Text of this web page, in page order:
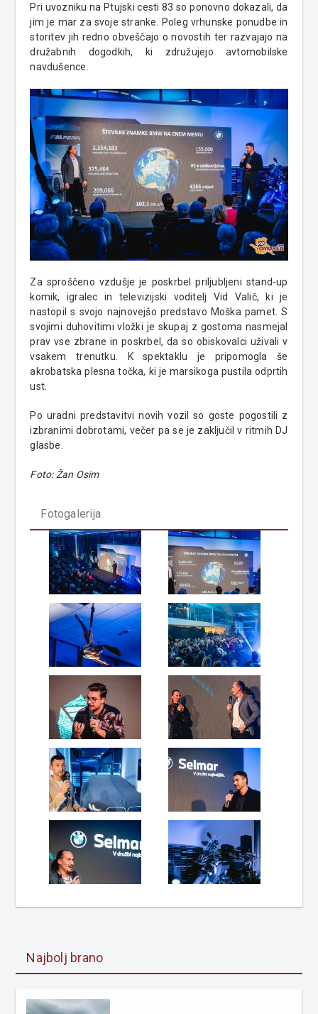
Pri uvozniku na Ptujski cesti 83 so ponovno dokazali, da
jim je mar za svoje stranke. Poleg vrhunske ponudbe in
storitev jih redno obveščajo o novostih ter razvajajo na
družabnih dogodkih, ki združujejo avtomobilske
navdušence.
Za sproščeno vzdušje je poskrbel priljubljeni stand-up
komik, igralec in televizijski voditelj Vid Valič, ki je
nastopil s svojo najnovejšo predstavo Moška pamet. S
svojimi duhovitimi vložki je skupaj z gostoma nasmejal
prav vse zbrane in poskrbel, da so obiskovalci uživali v
vsakem trenutku. K spektaklu je pripomogla še
akrobatska plesna točka, ki je marsikoga pustila odprtih
ust.
Po uradni predstavitvi novih vozil so goste pogostili z
izbranimi dobrotami, večer pa se je zaključil v ritmih DJ
glasbe.
Foto: Žan Osim
Fotogalerija
Najbolj brano